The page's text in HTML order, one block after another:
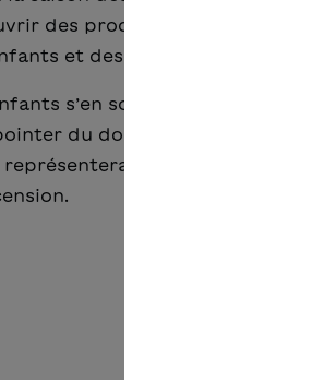
des produits artisanaux et, de
et des grands-parents.
s’en souviennent. Ils ont été
du doigt les livres qu’ils
de nouveau l’OSL le